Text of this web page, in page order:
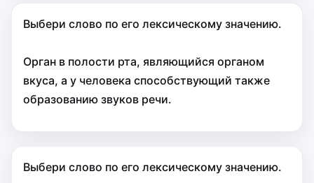
Выбери слово по его лексическому значению.
Орган в полости рта, являющийся органом
вкуса, а у человека способствующий также
образованию звуков речи.
Выбери слово по его лексическому значению.